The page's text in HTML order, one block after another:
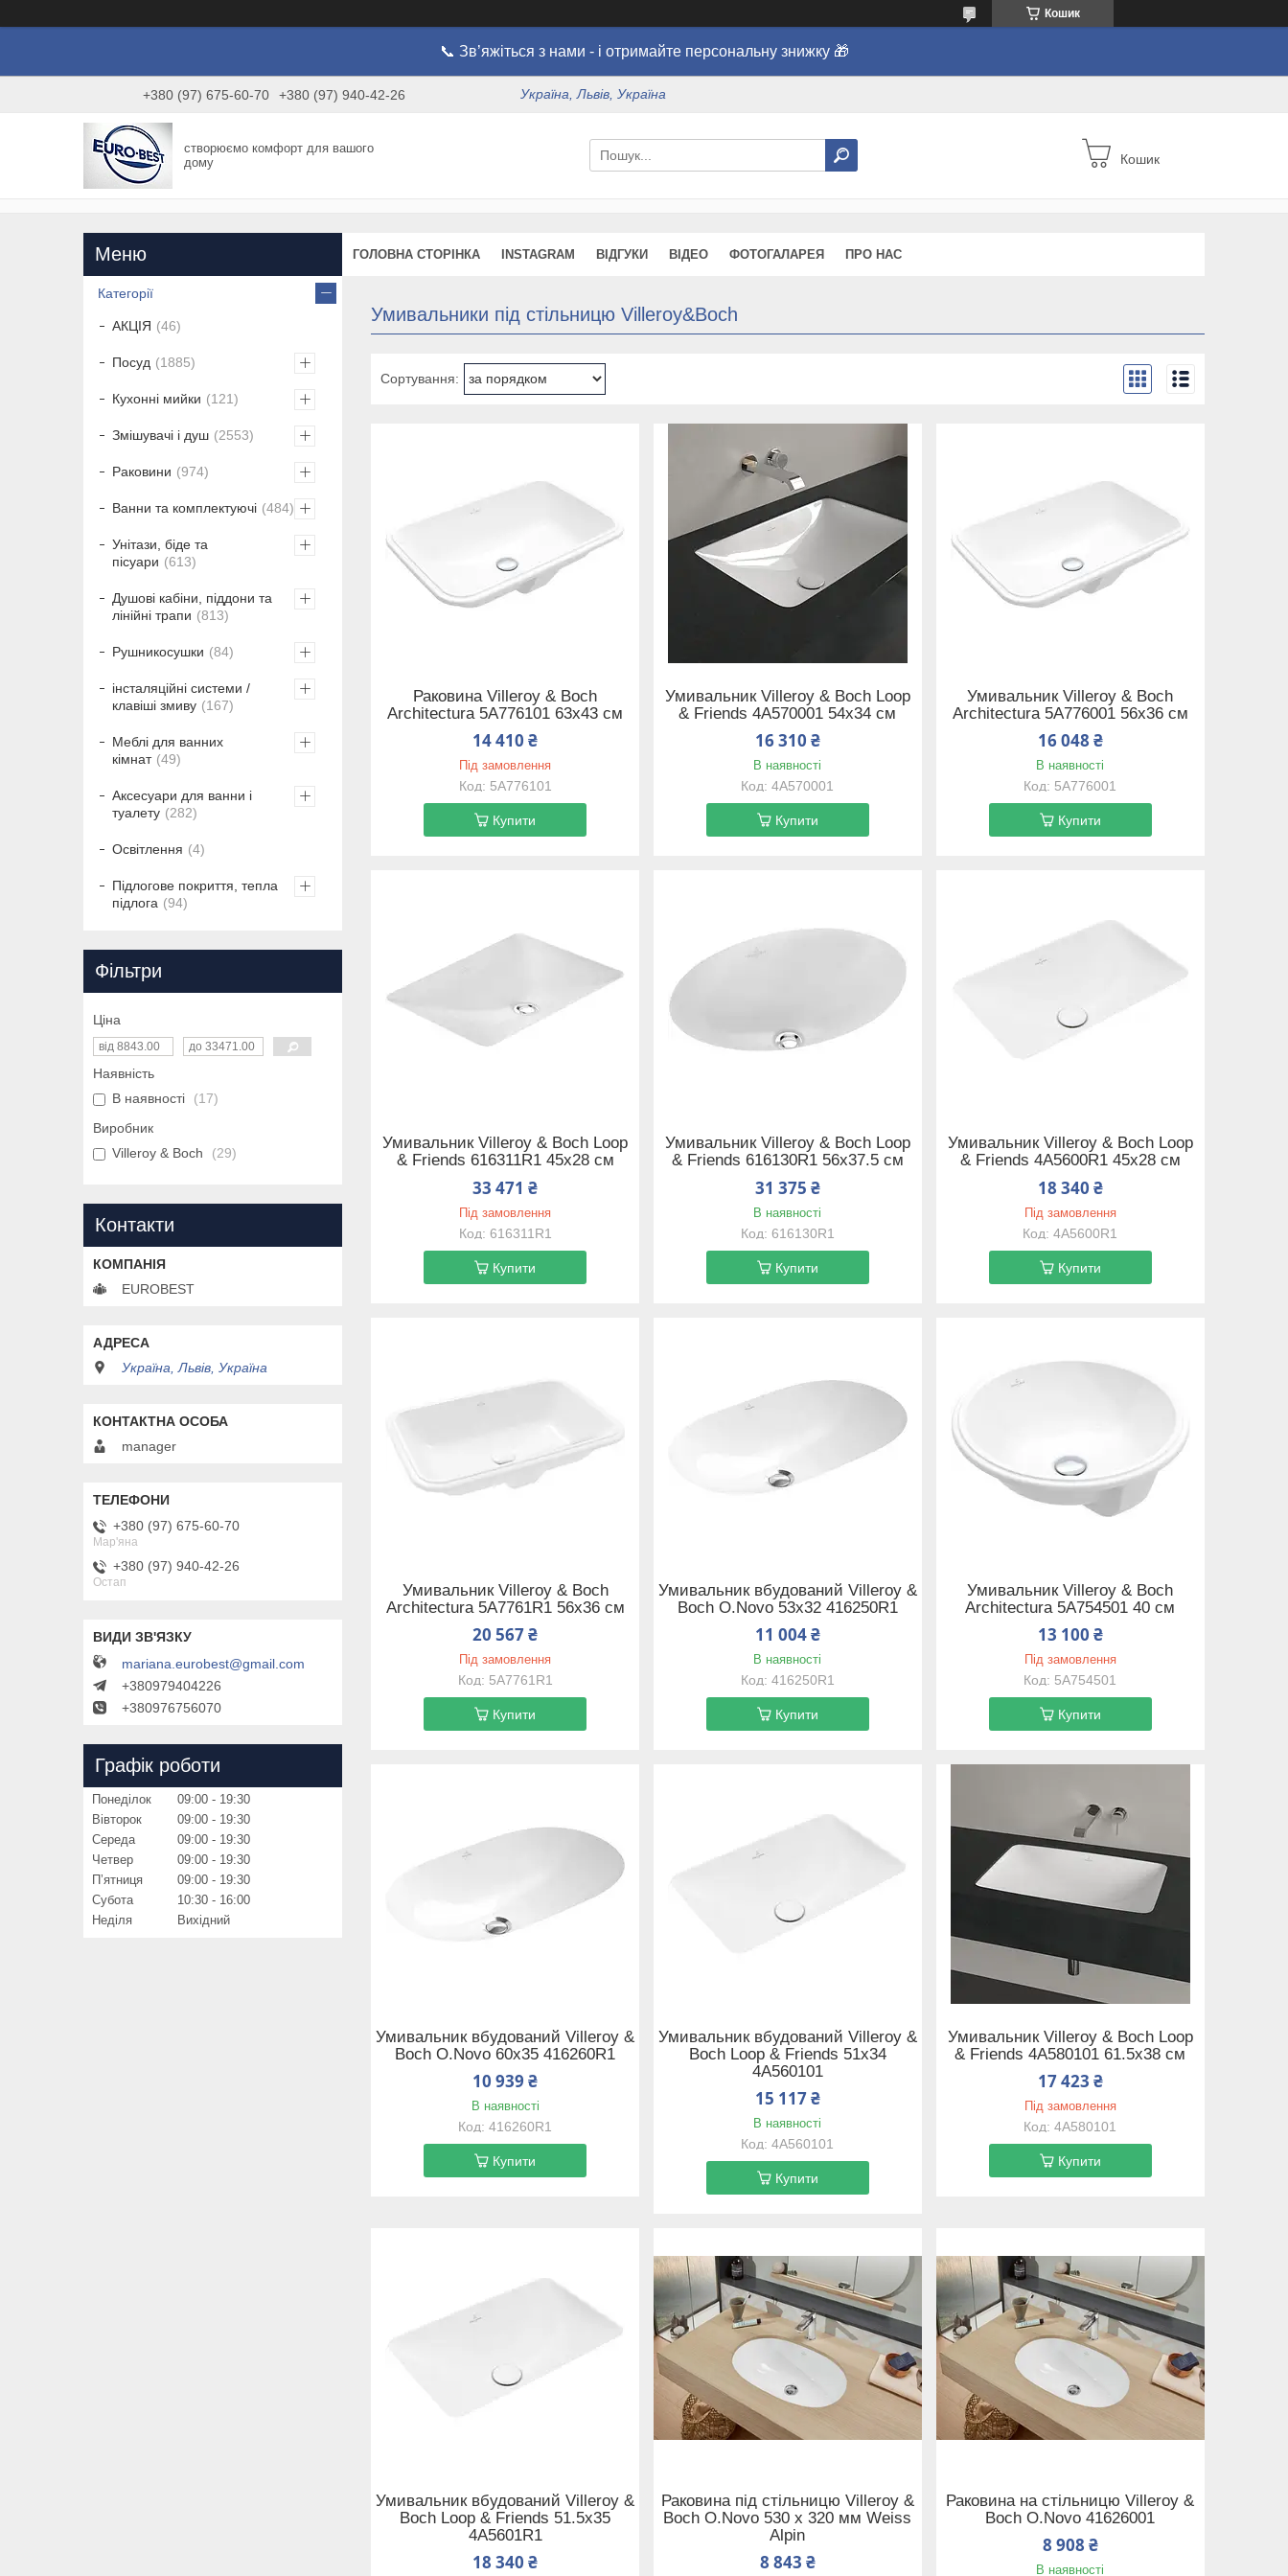
Кошик
📞 Зв’яжіться з нами - і отримайте персональну знижку 🎁
+380 (97) 675-60-70 +380 (97) 940-42-26 Україна, Львів, Україна
створюємо комфорт для вашого
дому
Кошик
ГОЛОВНА СТОРІНКА INSTAGRAM ВІДГУКИ ВІДЕО ФОТОГАЛАРЕЯ ПРО НАС
Умивальники під стільницю Villeroy&Boch
Раковина Villeroy & Boch
Architectura 5A776101 63х43 см
14 410 ₴
Під замовлення
5A776101
Купити
Умивальник Villeroy & Boch Loop
& Friends 4A570001 54х34 см
16 310 ₴
В наявності
4A570001
Купити
Умивальник Villeroy & Boch
Architectura 5A776001 56х36 см
16 048 ₴
В наявності
5A776001
Купити
Умивальник Villeroy & Boch Loop
& Friends 616311R1 45х28 см
33 471 ₴
Під замовлення
616311R1
Купити
Умивальник Villeroy & Boch Loop
& Friends 616130R1 56х37.5 см
31 375 ₴
В наявності
616130R1
Купити
Умивальник Villeroy & Boch Loop
& Friends 4A5600R1 45х28 см
18 340 ₴
Під замовлення
4A5600R1
Купити
Умивальник Villeroy & Boch
Architectura 5A7761R1 56х36 см
20 567 ₴
Під замовлення
5A7761R1
Купити
Умивальник вбудований Villeroy &
Boch O.Novo 53x32 416250R1
11 004 ₴
В наявності
416250R1
Купити
Умивальник Villeroy & Boch
Architectura 5A754501 40 см
13 100 ₴
Під замовлення
5A754501
Купити
Умивальник вбудований Villeroy &
Boch O.Novo 60x35 416260R1
10 939 ₴
В наявності
416260R1
Купити
Умивальник вбудований Villeroy &
Boch Loop & Friends 51x34
4A560101
15 117 ₴
В наявності
4A560101
Купити
Умивальник Villeroy & Boch Loop
& Friends 4A580101 61.5х38 см
17 423 ₴
Під замовлення
4A580101
Купити
Умивальник вбудований Villeroy &
Boch Loop & Friends 51.5x35
4A5601R1
18 340 ₴
Раковина під стільницю Villeroy &
Boch O.Novo 530 x 320 мм Weiss
Alpin
8 843 ₴
Раковина на стільницю Villeroy &
Boch O.Novo 41626001
8 908 ₴
В наявності
Категорії
АКЦІЯ 46
Посуд 1885
Кухонні мийки 121
Змішувачі і душ 2553
Раковини 974
Ванни та комплектуючі 484
Унітази, біде та
пісуари
613
Душові кабіни, піддони та
лінійні трапи
813
Рушникосушки 84
інсталяційні системи /
клавіші змиву
167
Меблі для ванних
кімнат
49
Аксесуари для ванни і
туалету
282
Освітлення 4
Підлогове покриття, тепла
підлога
94
Фільтри
Ціна
Наявність
В наявності
17
Виробник
Villeroy & Boch
29
Контакти
EUROBEST
Україна, Львів, Україна
manager
+380 (97) 675-60-70
Мар'яна
+380 (97) 940-42-26
Остап
mariana.eurobest@gmail.com
+380979404226
+380976756070
Графік роботи
Понеділок 09:00
19:30
Вівторок
09:00
19:30
Середа
09:00
19:30
Четвер
09:00
19:30
Пʼятниця
09:00
19:30
Субота
10:30
16:00
Неділя
Вихідний